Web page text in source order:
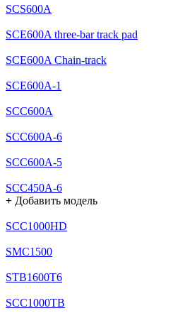
SCS600A
SCE600A three-bar track pad
SCE600A Chain-track
SCE600A-1
SCC600A
SCC600A-6
SCC600A-5
SCC450A-6
+ Добавить модель
SCC1000HD
SMC1500
STB1600T6
SCC1000TB